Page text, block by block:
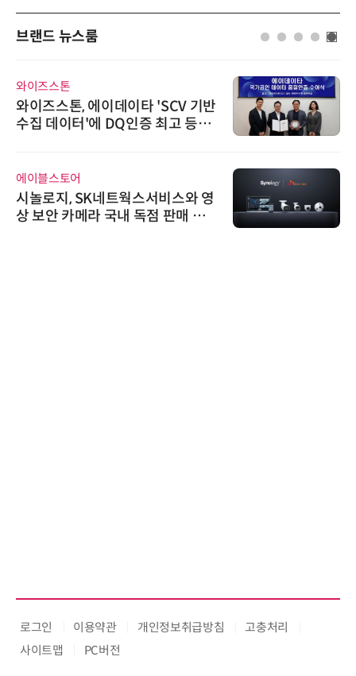
브랜드 뉴스룸
와이즈스톤
와이즈스톤, 에이데이타 'SCV 기반
수집 데이터'에 DQ인증 최고 등급
에이블스토어
시놀로지, SK네트웍스서비스와 영
상 보안 카메라 국내 독점 판매 파
로그인 이용약관 개인정보취급방침
고충처리
사이트맵
PC버전